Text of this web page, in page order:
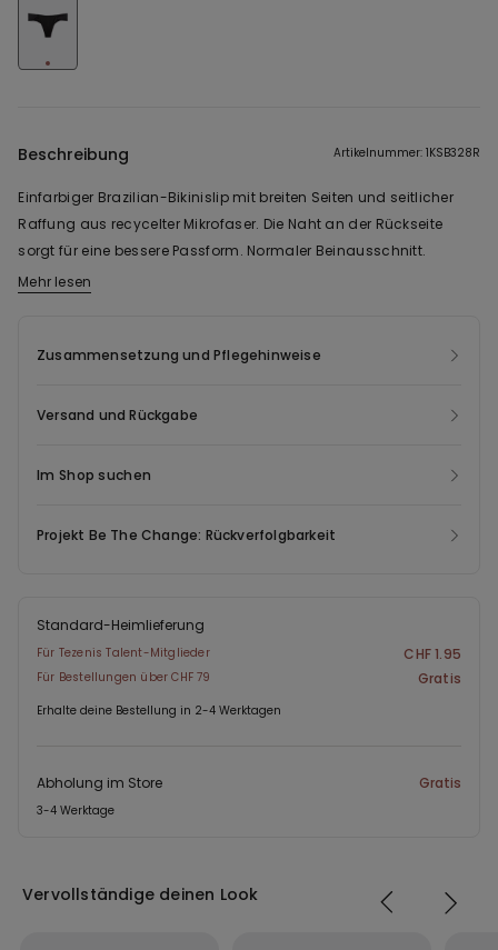
Beschreibung Artikelnummer: 1KSB328R
Einfarbiger Brazilian-Bikinislip mit breiten Seiten und seitlicher
Raffung aus recycelter Mikrofaser. Die Naht an der Rückseite
sorgt für eine bessere Passform. Normaler Beinausschnitt.
Das Gewebe dieses Kleidungsstücks enthält zertifiziertes
wieder aufbereiteten Kunststoffflaschen gewonnen wird. Für die
Mehr lesen
Zusammensetzung und Pflegehinweise
Versand und Rückgabe
Im Shop suchen
Projekt Be The Change: Rückverfolgbarkeit
Standard-Heimlieferung
Für Tezenis Talent-Mitglieder CHF 1.95
Für Bestellungen über CHF 79 Gratis
Erhalte deine Bestellung in 2-4 Werktagen
Abholung im Store Gratis
3-4 Werktage
Vervollständige deinen Look